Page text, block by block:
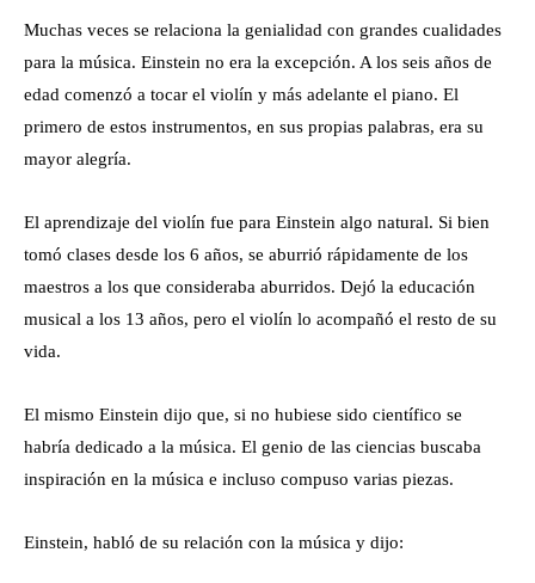
Muchas veces se relaciona la genialidad con grandes cualidades
para la música. Einstein no era la excepción. A los seis años de
edad comenzó a tocar el violín y más adelante el piano. El
primero de estos instrumentos, en sus propias palabras, era su
mayor alegría.
El aprendizaje del violín fue para Einstein algo natural. Si bien
tomó clases desde los 6 años, se aburrió rápidamente de los
maestros a los que consideraba aburridos. Dejó la educación
musical a los 13 años, pero el violín lo acompañó el resto de su
vida.
El mismo Einstein dijo que, si no hubiese sido científico se
habría dedicado a la música. El genio de las ciencias buscaba
inspiración en la música e incluso compuso varias piezas.
Einstein, habló de su relación con la música y dijo: